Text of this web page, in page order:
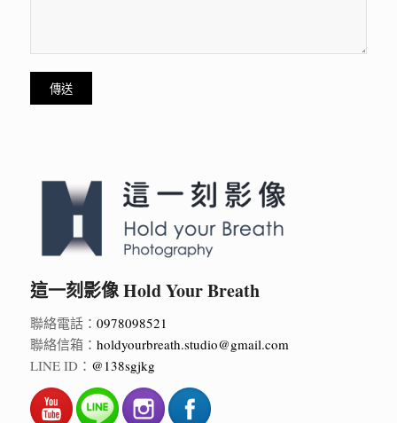
這一刻影像 Hold Your Breath
聯絡電話： 0978098521
聯絡信箱： holdyourbreath.studio@gmail.com
LINE ID： @138sgjkg